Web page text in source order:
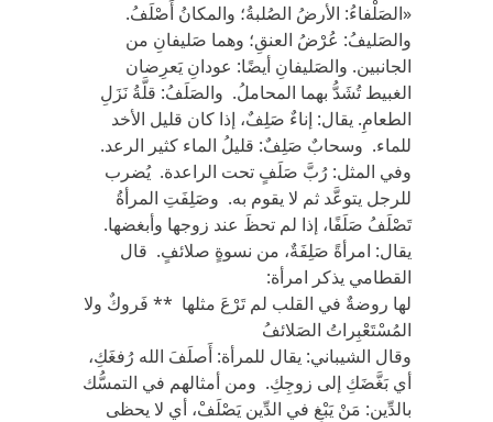
«الصَلْفاءُ: الأرضُ الصُلبةُ؛ والمكانُ أَصْلَفُ.
والصَليفُ: عُرْضُ العنقِ؛ وهما صَليفانِ من
الجانبين. والصَليفانِ أيضًا: عودانِ يَعرِضان
الغبيط تُشَدُّ بهما المحاملُ. والصَلَفُ: قلَّةُ نَزَلِ
الطعامِ. يقال: إناءٌ صَلِفٌ، إذا كان قليل الأخد
للماء. وسحابٌ صَلِفٌ: قليلُ الماء كثير الرعد.
وفي المثل: رُبَّ صَلَفٍ تحت الراعدة. يُضرب
للرجل يتوعَّد ثم لا يقوم به. وصَلِفَتِ المرأةُ
تَصْلَفُ صَلَفًا، إذا لم تحظَ عند زوجها وأبغضها.
يقال: امرأةً صَلِفَةٌ، من نسوةٍ صلائفٍ. قال
القطامي يذكر امرأة:
لها روضةٌ في القلب لم تَرْعَ مثلها ** فَروكٌ ولا
المُسْتَعْبِراتُ الصَلائفُ
وقال الشيباني: يقال للمرأة: أَصلَفَ الله رُفغَكِ،
أي بَغَّضَكِ إلى زوجِكِ. ومن أمثالهم في التمسُّك
بالدِّين: مَنْ يَبْغِ في الدِّين يَصْلَفْ، أي لا يحظى